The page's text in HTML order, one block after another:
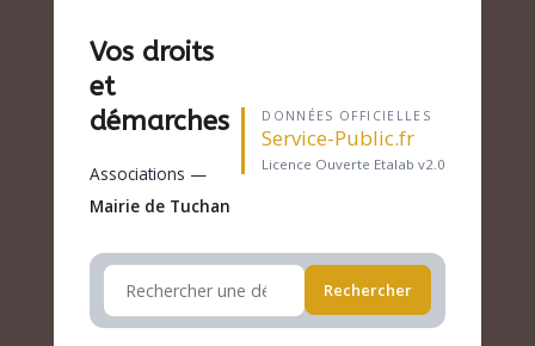
Vos droits
et
démarches
Associations —
Mairie de Tuchan
DONNÉES OFFICIELLES
Service-Public.fr
Licence Ouverte Etalab v2.0
Rechercher